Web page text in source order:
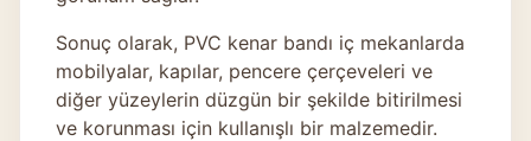
Sonuç olarak, PVC kenar bandı iç mekanlarda
mobilyalar, kapılar, pencere çerçeveleri ve
diğer yüzeylerin düzgün bir şekilde bitirilmesi
ve korunması için kullanışlı bir malzemedir.